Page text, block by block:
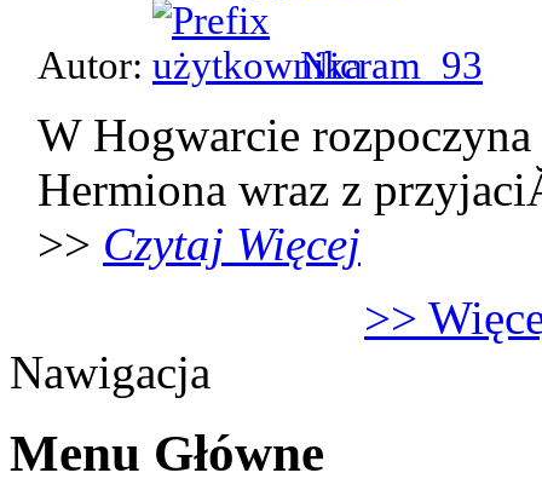
Autor: Nicram_93
W Hogwarcie
Hermiona wraz z
>> Czytaj Więcej
>>
Nawigacja
Menu Główne